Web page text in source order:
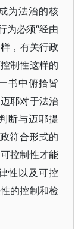
为法治的核
为必须“经由
，有关行政
制性这样的
书中俯拾皆
耶对于法治
断与迈耶提
符合形式的
控制性才能
性以及可控
的控制和检